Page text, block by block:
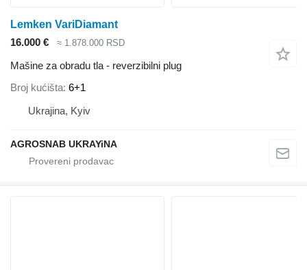
Lemken VariDiamant
16.000 €
≈ 1.878.000 RSD
Mašine za obradu tla - reverzibilni plug
Broj kućišta 6+1
Ukrajina, Kyiv
AGROSNAB UKRAYiNA